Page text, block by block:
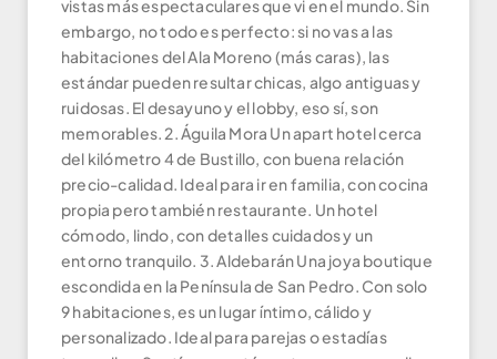
vistas más espectaculares que vi en el mundo. Sin
embargo, no todo es perfecto: si no vas a las
habitaciones del Ala Moreno (más caras), las
estándar pueden resultar chicas, algo antiguas y
ruidosas. El desayuno y el lobby, eso sí, son
memorables. 2. Águila Mora Un apart hotel cerca
del kilómetro 4 de Bustillo, con buena relación
precio-calidad. Ideal para ir en familia, con cocina
propia pero también restaurante. Un hotel
cómodo, lindo, con detalles cuidados y un
entorno tranquilo. 3. Aldebarán Una joya boutique
escondida en la Península de San Pedro. Con solo
9 habitaciones, es un lugar íntimo, cálido y
personalizado. Ideal para parejas o estadías